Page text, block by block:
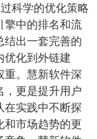
科学的优化策略
擎中的排名和流
结出一套完善的
优化到外链建
重。慧新软件深
，更是提升用户
在实践中不断探
和市场趋势的更